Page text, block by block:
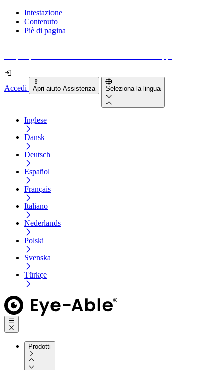
Intestazione
Contenuto
Piè di pagina
Accedi Apri aiuto Assistenza Seleziona la lingua
Inglese
Dansk
Deutsch
Español
Français
Italiano
Nederlands
Polski
Svenska
Türkçe
Prodotti